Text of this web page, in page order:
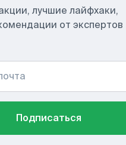
лучшие лайфхаки,
от экспертов
Подписаться